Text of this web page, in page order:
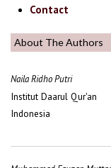
Contact
About The Authors
Naila Ridho Putri
Institut Daarul Qur'an
Indonesia